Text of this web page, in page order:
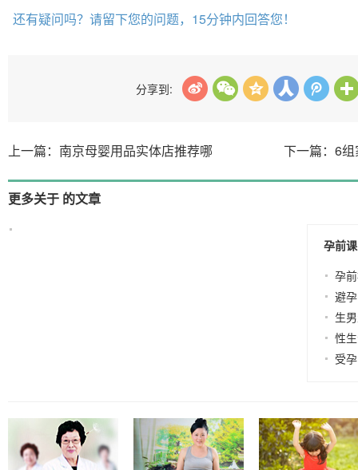
还有疑问吗？请留下您的问题，15分钟内回答您！
分享到:
上一篇：南京母婴用品实体店推荐哪 下一篇：6
更多关于 的文章
孕前
孕
避孕
生
性
受孕